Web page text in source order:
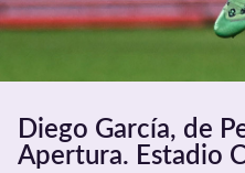
Diego García, de
Apertura. Estadio